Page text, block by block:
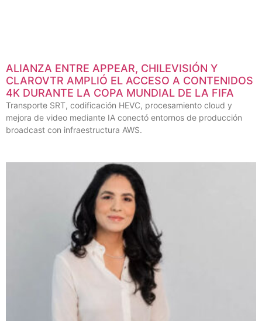
ALIANZA ENTRE APPEAR, CHILEVISIÓN Y
CLAROVTR AMPLIÓ EL ACCESO A CONTENIDOS
4K DURANTE LA COPA MUNDIAL DE LA FIFA
Transporte SRT, codificación HEVC, procesamiento cloud y
mejora de video mediante IA conectó entornos de producción
broadcast con infraestructura AWS.